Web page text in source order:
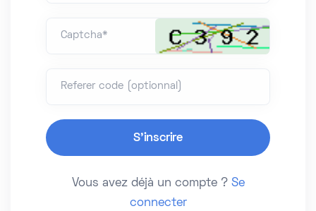
Captcha*
Referer code (optionnal)
Vous avez déjà un compte ? Se
connecter